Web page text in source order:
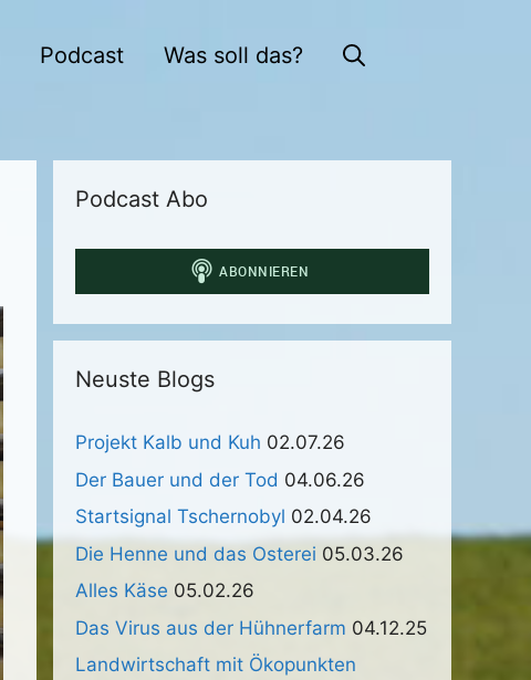
Podcast Was soll das?
Podcast Abo
Neuste Blogs
Projekt Kalb und Kuh 02.07.26
Der Bauer und der Tod 04.06.26
Startsignal Tschernobyl 02.04.26
Die Henne und das Osterei 05.03.26
Alles Käse 05.02.26
Das Virus aus der Hühnerfarm 04.12.25
Landwirtschaft mit Ökopunkten